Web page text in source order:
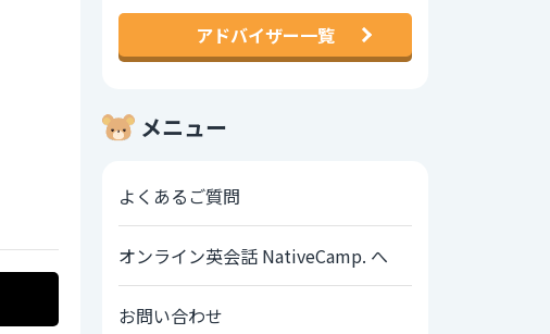
アドバイザー一覧
メニュー
よくあるご質問
オンライン英会話 NativeCamp. へ
お問い合わせ